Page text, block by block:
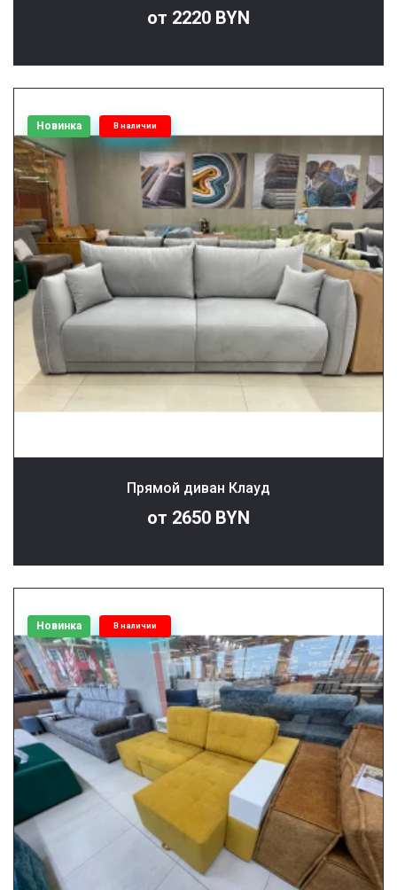
от 2220 BYN
Новинка В наличии
Прямой диван Клауд
от 2650 BYN
Новинка В наличии